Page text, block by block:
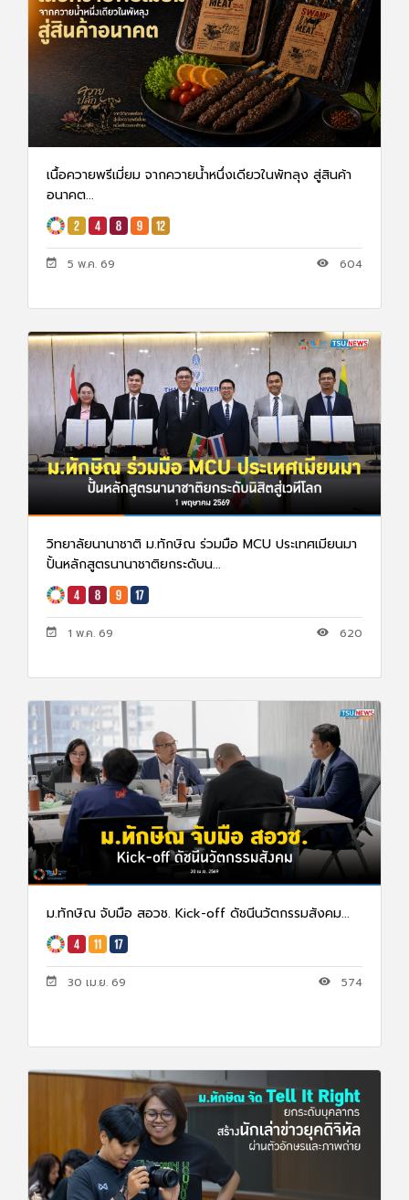
เนื้อควายพรีเมี่ยม จากควายน้ำหนึ่งเดียวในพัทลุง สู่สินค้า
อนาคต...
5 พ.ค. 69 604
วิทยาลัยนานาชาติ ม.ทักษิณ ร่วมมือ MCU ประเทศเมียนมา
ปั้นหลักสูตรนานาชาติยกระดับน...
1 พ.ค. 69 620
ม.ทักษิณ จับมือ สอวช. Kick-off ดัชนีนวัตกรรมสังคม...
30 เม.ย. 69 574